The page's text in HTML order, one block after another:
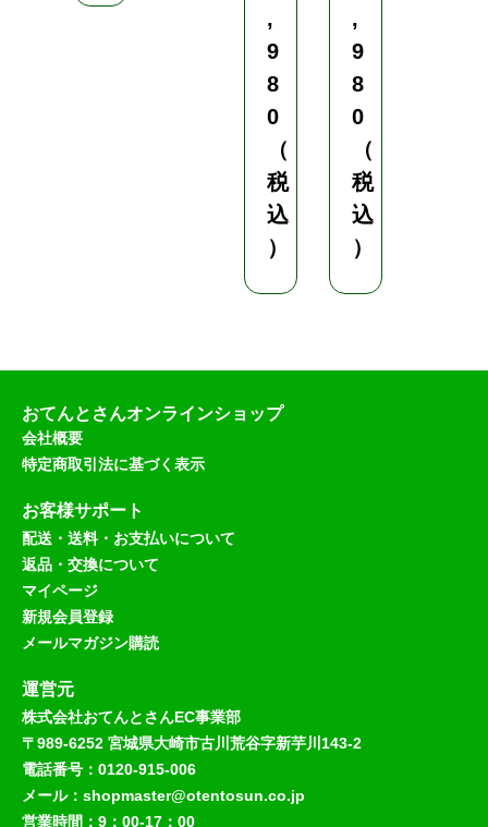
,
9
8
0
（
税
込
）
,
9
8
0
（
税
込
）
おてんとさんオンラインショップ
会社概要
特定商取引法に基づく表示
お客様サポート
配送・送料・お支払いについて
返品・交換について
マイページ
新規会員登録
メールマガジン購読
運営元
株式会社おてんとさんEC事業部
〒989-6252 宮城県大崎市古川荒谷字新芋川143-2
電話番号：0120-915-006
メール：shopmaster@otentosun.co.jp
営業時間：9：00-17：00